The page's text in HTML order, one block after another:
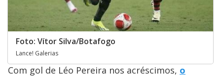
Foto: Vítor Silva/Botafogo
Lance! Galerias
Com gol de Léo Pereira nos acréscimos, o